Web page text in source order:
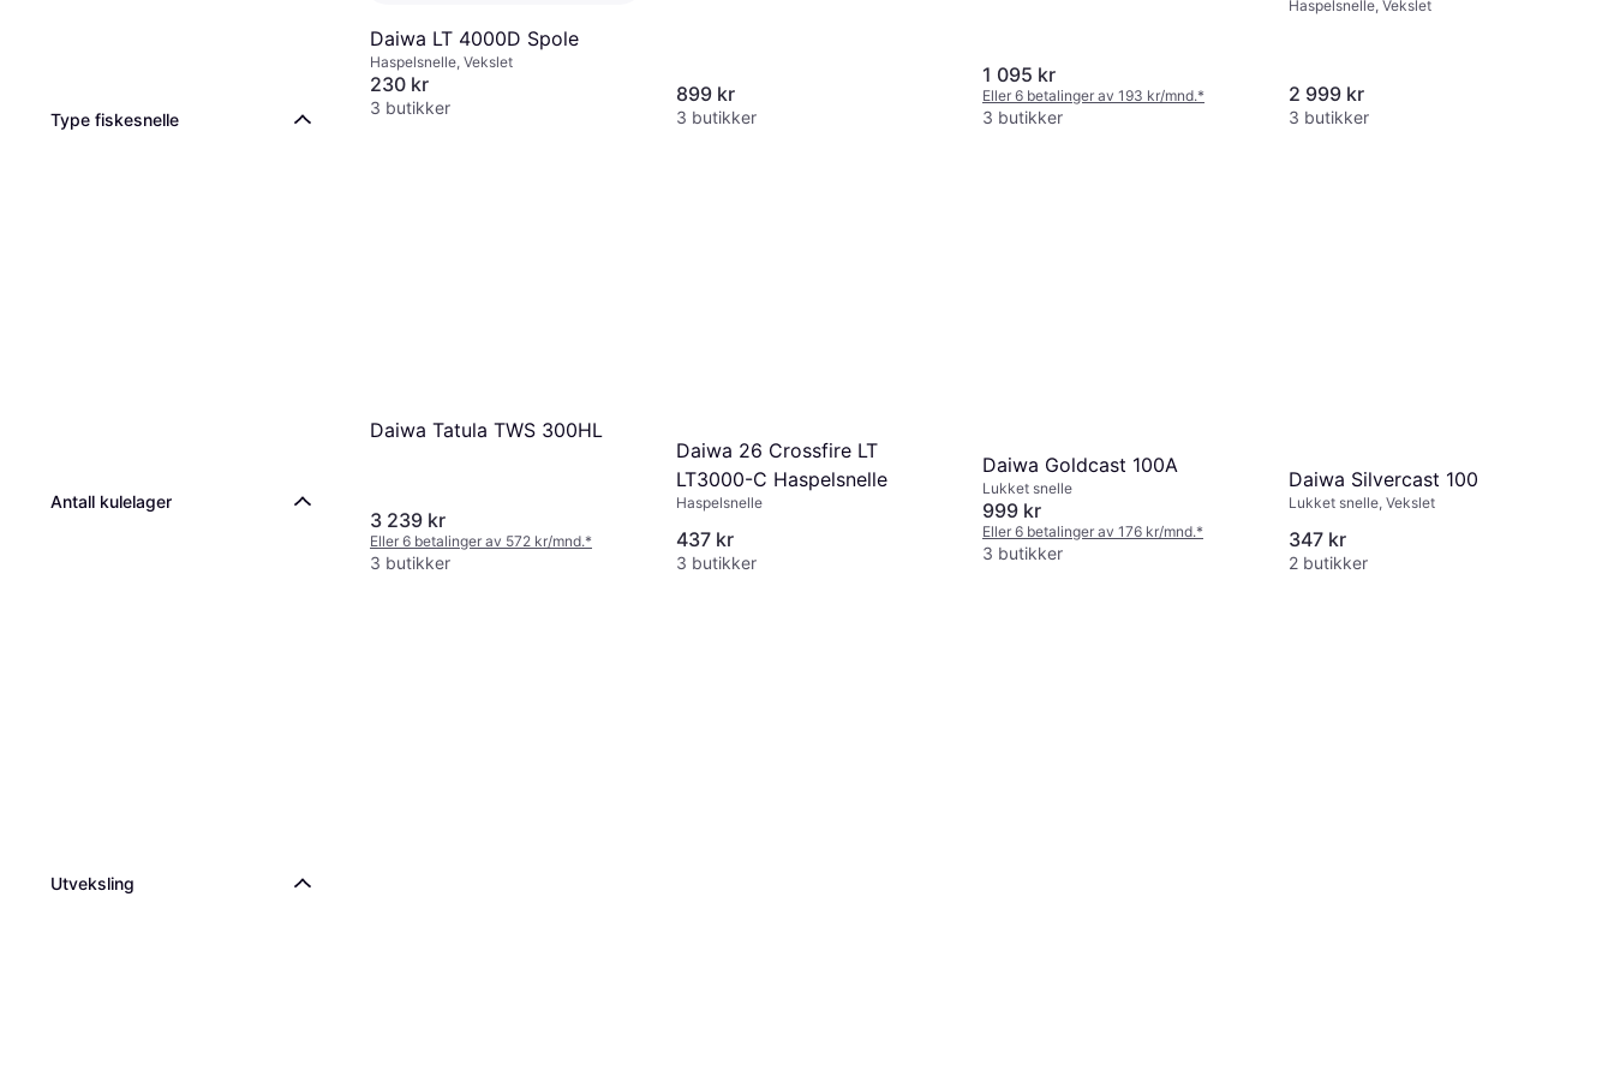
Type fiskesnelle
Antall kulelager
Utveksling
Daiwa LT 4000D Spole
Haspelsnelle, Vekslet
230 kr
3 butikker
899 kr
3 butikker
1 095 kr
Eller 6 betalinger av 193 kr/mnd.*
3 butikker
Haspelsnelle, Vekslet
2 999 kr
3 butikker
Daiwa Tatula TWS 300HL
3 239 kr
Eller 6 betalinger av 572 kr/mnd.*
3 butikker
Daiwa 26 Crossfire LT
LT3000-C Haspelsnelle
Haspelsnelle
437 kr
3 butikker
Daiwa Goldcast 100A
Lukket snelle
999 kr
Eller 6 betalinger av 176 kr/mnd.*
3 butikker
Daiwa Silvercast 100
Lukket snelle, Vekslet
347 kr
2 butikker